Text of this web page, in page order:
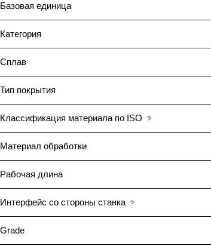
Базовая единица
Категория
Сплав
Тип покрытия
Классификация материала по ISO ?
Материал обработки
Рабочая длина
Интерфейс со стороны станка ?
Grade